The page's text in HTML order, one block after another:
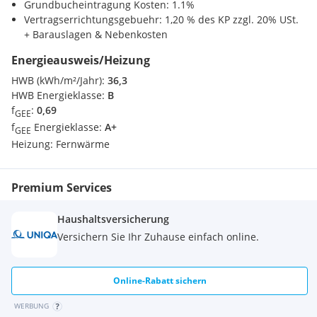
Hochwertige bodentiefe Fenster mit Mehrfachverglasung &
außenliegender Beschattung | Hochwertige
Klebeparkettböden mit passenden Randleisten |
Feinsteinzeugfliesen in freiem Verband - in Sanitärräumen |
Armaturen namhafter Hersteller (Grohe, Laufen oder
gleichwertig) | und vieles mehr ...
Die Heizung- und Warmwasseraufbereitung erfolgt über
Fernwärme. Fußbodenheizung bzw. Kühlung. (HWB ca. 36
LAGE, STANDORT & INFRASTRUKTUR - ideal gelegen.
entspannte Lebensqualität schaffen.
An Freizeiteinrichtungen werden Ihnen Golfplatz, Tennisplatz
Grundbucheintragung Kosten: 1.1%
Vertragserrichtungsgebuehr: 1,20 % des KP zzgl. 20% USt.
+ Barauslagen & Nebenkosten
Energieausweis/Heizung
HWB (kWh/m²/Jahr): 36,3
HWB Energieklasse: B
fGEE: 0,69
fGEE Energieklasse: A+
Heizung: Fernwärme
Premium Services
Haushaltsversicherung
Versichern Sie Ihr Zuhause einfach online.
Online-Rabatt sichern
WERBUNG